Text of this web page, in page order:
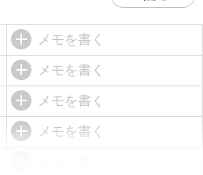
メモを書く
メモを書く
メモを書く
メモを書く